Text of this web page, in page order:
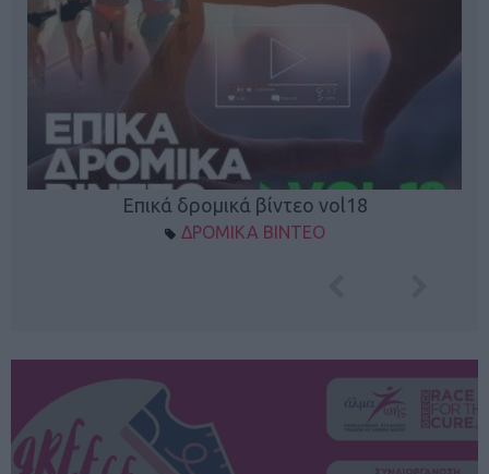
Επικά δρομικά βίντεο vol18
ΔΡΟΜΙΚΑ ΒΙΝΤΕΟ